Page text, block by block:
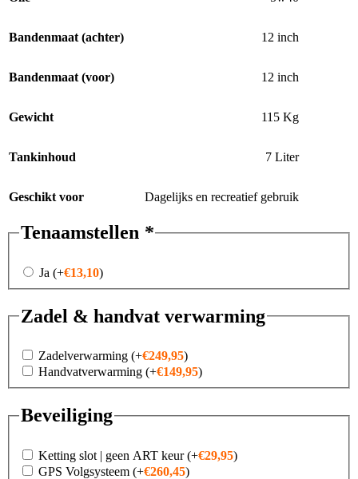
Bandenmaat (achter) 12 inch
Bandenmaat (voor) 12 inch
Gewicht 115 Kg
Tankinhoud 7 Liter
Geschikt voor Dagelijks en recreatief gebruik
Tenaamstellen *
Ja (+€13,10)
Zadel & handvat verwarming
Zadelverwarming (+€249,95)
Handvatverwarming (+€149,95)
Beveiliging
Ketting slot | geen ART keur(+€29,95)
GPS Volgsysteem (+€260,45)